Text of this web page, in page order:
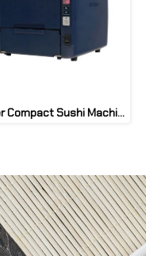
Super Compact Sushi Machine S-Cube